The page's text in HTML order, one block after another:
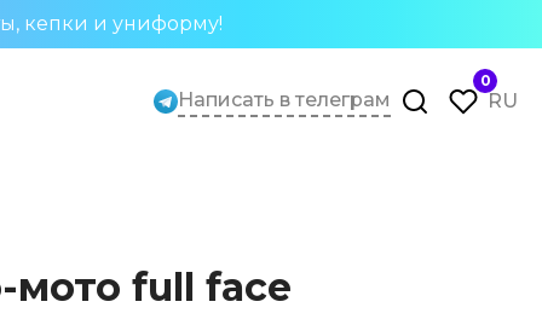
кепки и униформу!
Написать в телеграм
0
RU
мото full face